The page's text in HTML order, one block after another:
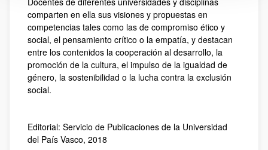
comparten en ella sus visiones y propuestas en
competencias tales como las de compromiso ético y
social, el pensamiento crítico o la empatía, y destacan
entre los contenidos la cooperación al desarrollo, la
promoción de la cultura, el impulso de la igualdad de
género, la sostenibilidad o la lucha contra la exclusión
social.
Editorial: Servicio de Publicaciones de la Universidad
del País Vasco, 2018